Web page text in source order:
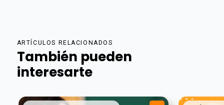
ARTÍCULOS RELACIONADOS
También pueden
interesarte